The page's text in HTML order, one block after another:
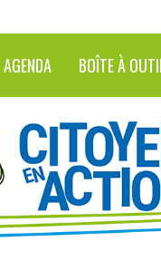
AGENDA BOÎTE À